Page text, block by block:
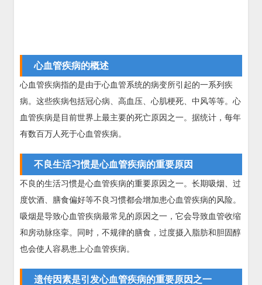
心血管疾病的概述
心血管疾病指的是由于心血管系统的病变所引起的一系列疾
病。这些疾病包括冠心病、高血压、心肌梗死、中风等等。心
血管疾病是目前世界上最主要的死亡原因之一。据统计，每年
有数百万人死于心血管疾病。
不良生活习惯是心血管疾病的重要原因
不良的生活习惯是心血管疾病的重要原因之一。长期吸烟、过
度饮酒、膳食偏好等不良习惯都会增加患心血管疾病的风险。
吸烟是导致心血管疾病最常见的原因之一，它会导致血管收缩
和房动脉痉挛。同时，不规律的膳食，过度摄入脂肪和胆固醇
也会使人容易患上心血管疾病。
遗传因素是引发心血管疾病的重要原因之一